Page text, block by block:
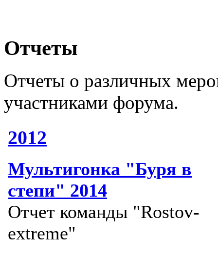
Отчеты
Отчеты о различных
участниками форума.
2012
Мультигонка "Буря в
степи" 2014
Отчет команды "Rostov-
extreme"